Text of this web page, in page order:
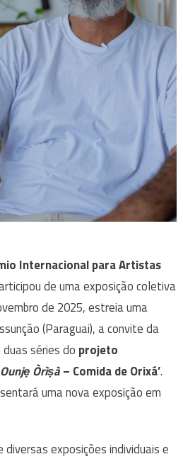
Internacional para Artistas
de uma exposição coletiva
de 2025, estreia uma
(Paraguai), a convite da
séries do projeto
Ounjẹ Òrìṣà– Comida de Orixá’.
uma nova exposição em
exposições individuais e